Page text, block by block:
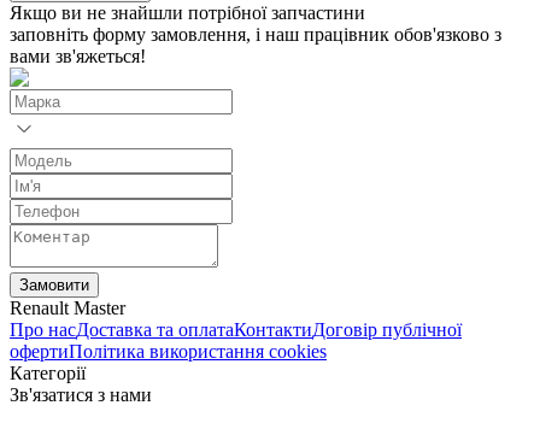
Якщо ви не знайшли потрібної запчастини
заповніть форму замовлення, і наш працівник обов'язково з
вами зв'яжеться!
Замовити
Renault Master
Про насДоставка та оплатаКонтактиДоговір публічної
офертиПолітика використання cookies
Категорії
Зв'язатися з нами